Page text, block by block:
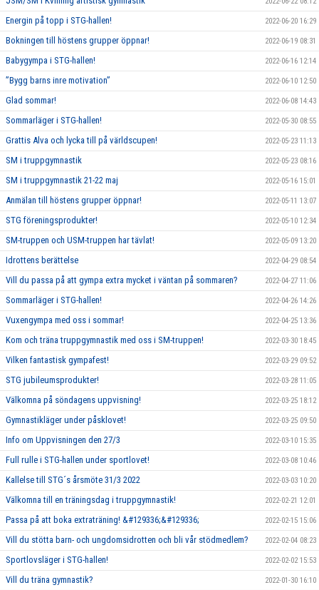
Energin på topp i STG-hallen! 2022-06-20 16:29
Bokningen till höstens grupper öppnar! 2022-06-19 08:31
Babygympa i STG-hallen! 2022-06-16 12:14
”Bygg barns inre motivation” 2022-06-10 12:50
Glad sommar! 2022-06-08 14:43
Sommarläger i STG-hallen! 2022-05-30 08:55
Grattis Alva och lycka till på världscupen! 2022-05-23 11:13
SM i truppgymnastik 2022-05-23 08:16
SM i truppgymnastik 21-22 maj 2022-05-16 15:01
Anmälan till höstens grupper öppnar! 2022-05-11 13:07
STG föreningsprodukter! 2022-05-10 12:34
SM-truppen och USM-truppen har tävlat! 2022-05-09 13:20
Idrottens berättelse 2022-04-29 08:54
Vill du passa på att gympa extra mycket i väntan på sommaren? 2022-04-27 11:06
Sommarläger i STG-hallen! 2022-04-26 14:26
Vuxengympa med oss i sommar! 2022-04-25 13:36
Kom och träna truppgymnastik med oss i SM-truppen! 2022-03-30 18:45
Vilken fantastisk gympafest! 2022-03-29 09:52
STG jubileumsprodukter! 2022-03-28 11:05
Välkomna på söndagens uppvisning! 2022-03-25 18:12
Gymnastikläger under påsklovet! 2022-03-25 09:50
Info om Uppvisningen den 27/3 2022-03-10 15:35
Full rulle i STG-hallen under sportlovet! 2022-03-08 10:46
Kallelse till STG´s årsmöte 31/3 2022 2022-03-03 10:20
Välkomna till en träningsdag i truppgymnastik! 2022-02-21 12:01
Passa på att boka extraträning! &#129336;&#129336; 2022-02-15 15:06
Vill du stötta barn- och ungdomsidrotten och bli vår stödmedlem? 2022-02-04 08:23
Sportlovsläger i STG-hallen! 2022-02-02 15:53
Vill du träna gymnastik? 2022-01-30 16:10